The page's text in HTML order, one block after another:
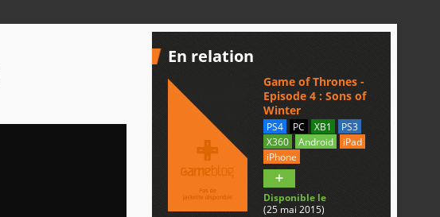
En relation
Game of Thrones -
Episode 4 : Sons of
Winter
PS4 PC XB1
PS3
X360
Android
iPad
iPhone
Disponible le
(25 mai 2015)